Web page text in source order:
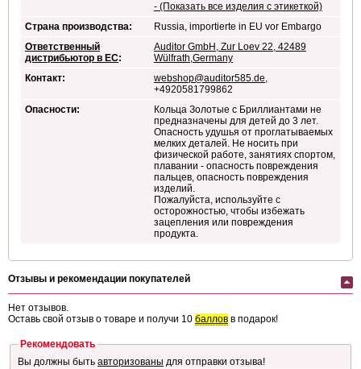
- (Показать все изделия с этикеткой)
Страна производства:
Russia, importierte in EU vor Embargo
Ответственный
дистрибьютор в ЕС:
Auditor GmbH, Zur Loev 22, 42489
Wülfrath,Germany
Контакт:
webshop@auditor585.de,
+4920581799862
Опасности:
Кольца Золотые с Бриллиантами не
предназначены для детей до 3 лет.
Опасность удушья от проглатываемых
мелких деталей. Не носить при
физической работе, занятиях спортом,
плавании - опасность повреждения
пальцев, опасность повреждения
изделий.
Пожалуйста, используйте с
осторожностью, чтобы избежать
зацепления или повреждения
продукта.
Отзывы и рекомендации покупателей
Нет отзывов.
Оставь свой отзыв о товаре и получи 10 баллов в подарок!
Рекомендовать
Вы должны быть авторизованы для отправки отзыва!